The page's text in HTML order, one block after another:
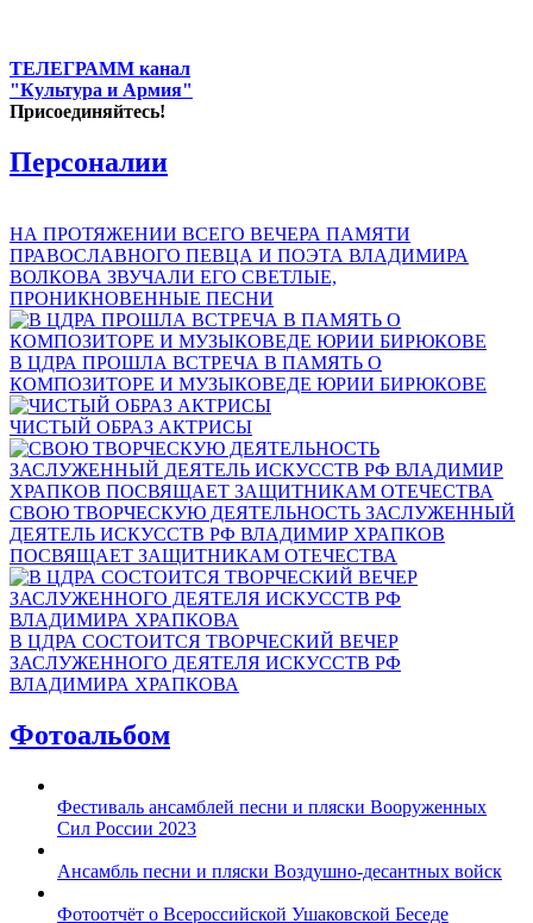
ТЕЛЕГРАММ канал
"Культура и Армия"
Присоединяйтесь!
Персоналии
НА ПРОТЯЖЕНИИ ВСЕГО ВЕЧЕРА ПАМЯТИ
ПРАВОСЛАВНОГО ПЕВЦА И ПОЭТА ВЛАДИМИРА
ВОЛКОВА ЗВУЧАЛИ ЕГО СВЕТЛЫЕ,
ПРОНИКНОВЕННЫЕ ПЕСНИ
В ЦДРА ПРОШЛА ВСТРЕЧА В ПАМЯТЬ О
КОМПОЗИТОРЕ И МУЗЫКОВЕДЕ ЮРИИ БИРЮКОВЕ
ЧИСТЫЙ ОБРАЗ АКТРИСЫ
СВОЮ ТВОРЧЕСКУЮ ДЕЯТЕЛЬНОСТЬ ЗАСЛУЖЕННЫЙ
ДЕЯТЕЛЬ ИСКУССТВ РФ ВЛАДИМИР ХРАПКОВ
ПОСВЯЩАЕТ ЗАЩИТНИКАМ ОТЕЧЕСТВА
В ЦДРА СОСТОИТСЯ ТВОРЧЕСКИЙ ВЕЧЕР
ЗАСЛУЖЕННОГО ДЕЯТЕЛЯ ИСКУССТВ РФ
ВЛАДИМИРА ХРАПКОВА
Фотоальбом
Фестиваль ансамблей песни и пляски Вооруженных
Сил России 2023
Ансамбль песни и пляски Воздушно-десантных войск
Фотоотчёт о Всероссийской Ушаковской Беседе